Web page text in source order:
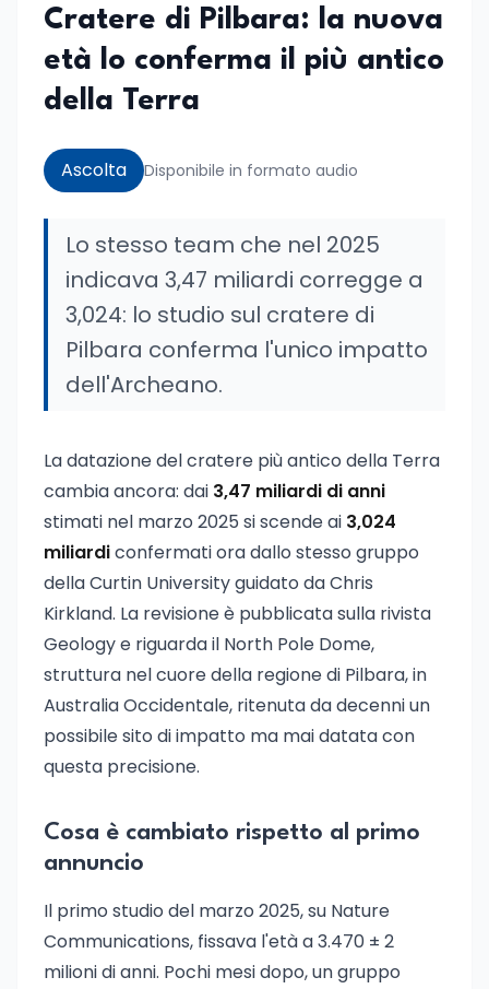
Cratere di Pilbara: la nuova
età lo conferma il più antico
della Terra
Ascolta Disponibile in formato audio
Lo stesso team che nel 2025
indicava 3,47 miliardi corregge a
3,024: lo studio sul cratere di
Pilbara conferma l'unico impatto
dell'Archeano.
La datazione del cratere più antico della Terra
cambia ancora: dai 3,47 miliardi di anni
stimati nel marzo 2025 si scende ai 3,024
miliardiconfermati ora dallo stesso gruppo
della Curtin University guidato da Chris
Kirkland. La revisione è pubblicata sulla rivista
Geology e riguarda il North Pole Dome,
struttura nel cuore della regione di Pilbara, in
Australia Occidentale, ritenuta da decenni un
possibile sito di impatto ma mai datata con
questa precisione.
Cosa è cambiato rispetto al primo
annuncio
Il primo studio del marzo 2025, su Nature
Communications, fissava l'età a 3.470 ± 2
milioni di anni. Pochi mesi dopo, un gruppo